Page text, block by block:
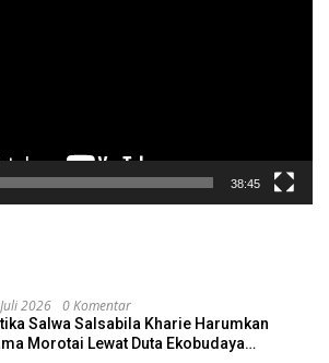
38:45
2026 0 Komentar
Salwa Salsabila Kharie Harumkan
Morotai Lewat Duta Ekobudaya